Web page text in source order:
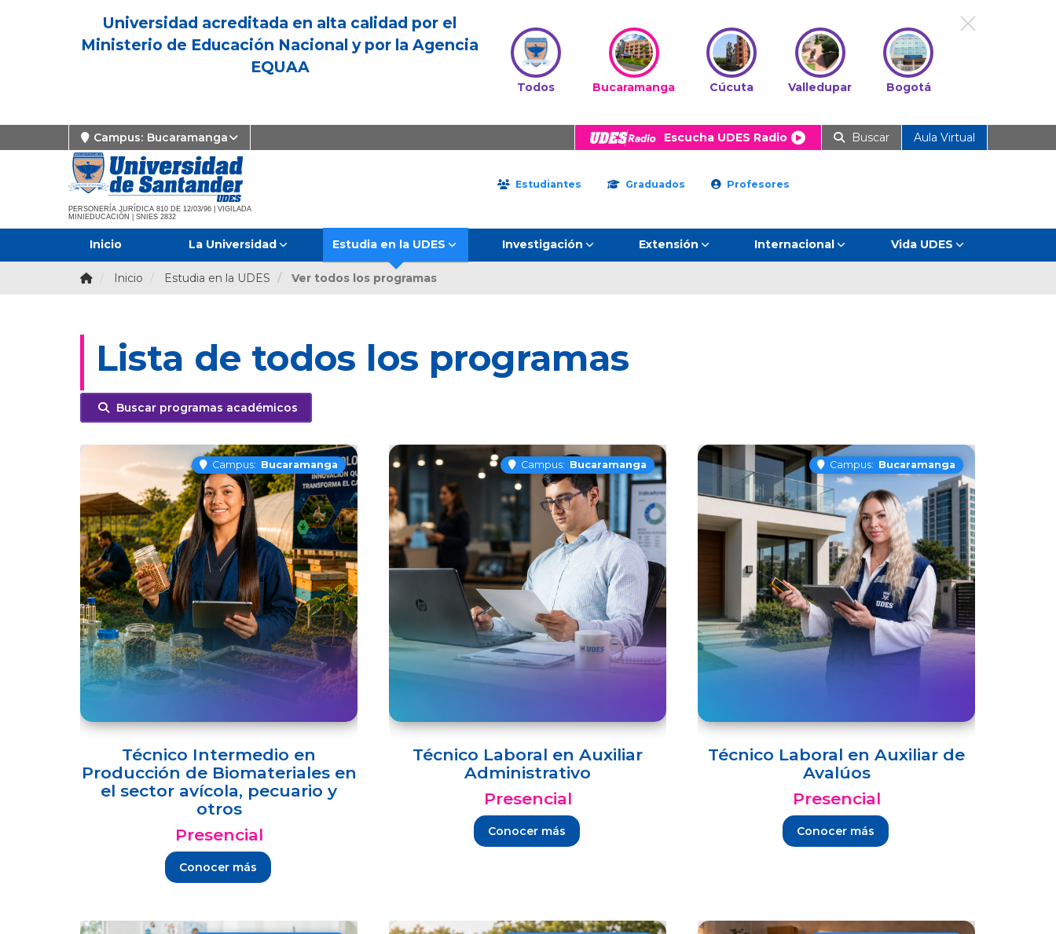
Universidad acreditada en alta calidad por el
Ministerio de Educación Nacional y por la Agencia
EQUAA
Todos Bucaramanga Cúcuta Valledupar Bogotá
Campus: Bucaramanga Escucha UDES Radio Buscar Aula Virtual
PERSONERÍA JURÍDICA 810 DE 12/03/96 | VIGILADA
MINIEDUCACIÓN | SNIES 2832
Estudiantes Graduados Profesores
Inicio La Universidad Estudia en la UDES Investigación Extensión Internacional Vida UDES
Inicio Estudia en la UDES Ver todos los programas
Lista de todos los programas
Buscar programas académicos
Campus: Bucaramanga
Técnico Intermedio en
Producción de Biomateriales en
el sector avícola, pecuario y
otros
Presencial
Conocer más
Campus: Bucaramanga
Técnico Laboral en Auxiliar
Administrativo
Presencial
Conocer más
Campus: Bucaramanga
Técnico Laboral en Auxiliar de
Avalúos
Presencial
Conocer más